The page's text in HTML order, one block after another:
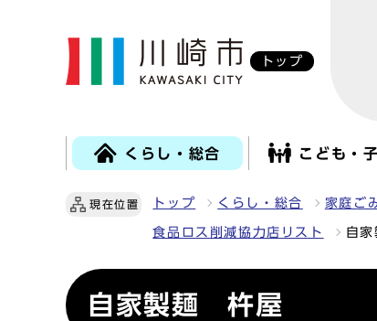
トップ
くらし・総合 こども・
現在位置 トップ くらし・総合 家庭ご
食品ロス削減協力店リスト 自
自家製麺 杵屋